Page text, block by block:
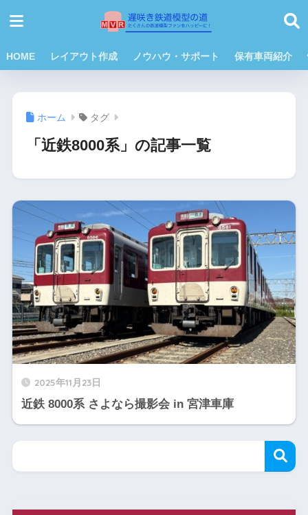
HOME レイアウト作成 ノウハウ・サポート 保有車両紹介
ホーム タグ
「近鉄8000系」の記事一覧
2025年11月23日
近鉄 8000系 さよなら撮影会 in 宮津車庫